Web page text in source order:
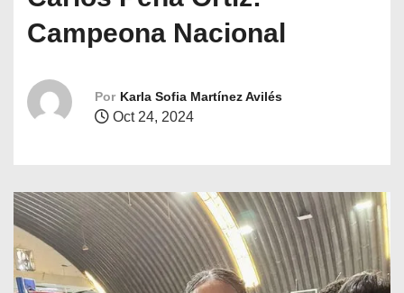
Campeona Nacional
Por Karla Sofia Martínez Avilés
Oct 24, 2024